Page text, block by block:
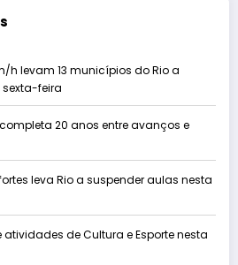
h levam 13 municípios do Rio a
feira
20 anos entre avanços e
leva Rio a suspender aulas nesta
de Cultura e Esporte nesta